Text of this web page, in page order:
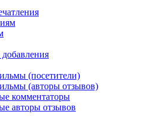
(посетители)
(авторы отзывов)
комментаторы
авторы отзывов